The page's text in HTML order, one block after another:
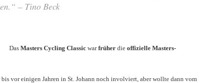
– Tino Beck
Das Masters Cycling Classicwarfrüherdie offizielle Masters-
vor einigen Jahren in St. Johann noch involviert, aber wollte dann vom